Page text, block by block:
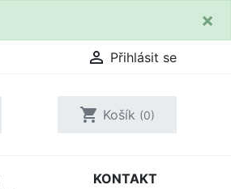
×
 Přihlásit se
shopping_cart Košík (0)
KONTAKT